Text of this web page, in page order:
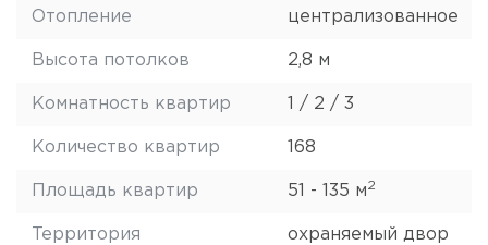
Отопление централизованное
Высота потолков 2,8 м
Комнатность квартир 1 / 2 / 3
Количество квартир 168
Площадь квартир 51 - 135 м2
Территория охраняемый двор